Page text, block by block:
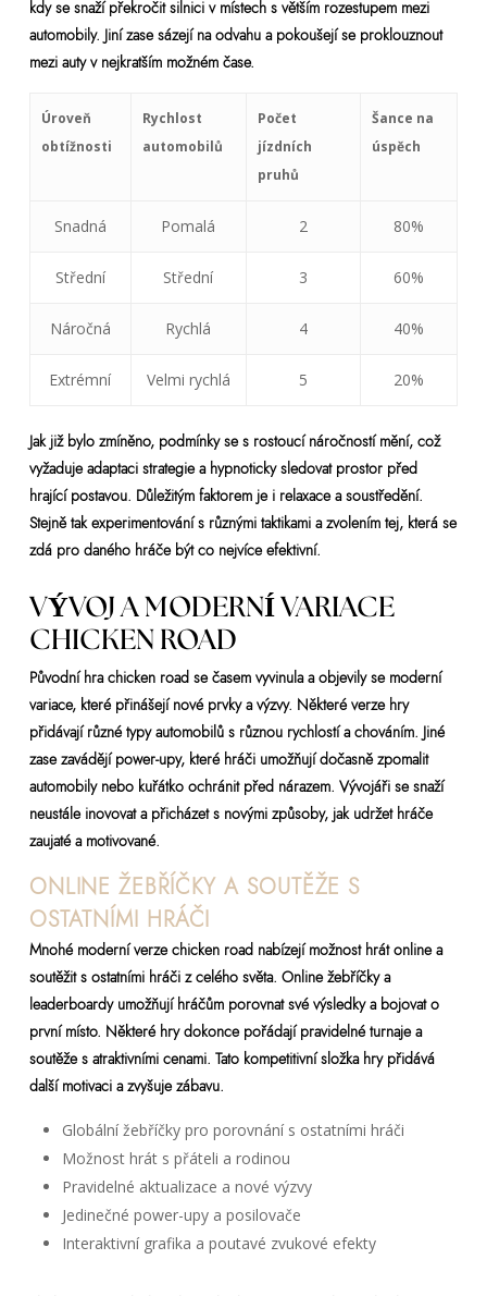
kdy se snaží překročit silnici v místech s větším rozestupem mezi
automobily. Jiní zase sázejí na odvahu a pokoušejí se proklouznout
mezi auty v nejkratším možném čase.
Úroveň
obtížnosti
Rychlost
automobilů
Počet
jízdních
pruhů
Šance na
úspěch
Snadná Pomalá 2 80%
Střední Střední 3 60%
Náročná Rychlá 4 40%
Extrémní Velmi rychlá 5 20%
Jak již bylo zmíněno, podmínky se s rostoucí náročností mění, což
vyžaduje adaptaci strategie a hypnoticky sledovat prostor před
hrající postavou. Důležitým faktorem je i relaxace a soustředění.
Stejně tak experimentování s různými taktikami a zvolením tej, která se
zdá pro daného hráče být co nejvíce efektivní.
VÝVOJ A MODERNÍ VARIACE
CHICKEN ROAD
Původní hra chicken road se časem vyvinula a objevily se moderní
variace, které přinášejí nové prvky a výzvy. Některé verze hry
přidávají různé typy automobilů s různou rychlostí a chováním. Jiné
zase zavádějí power-upy, které hráči umožňují dočasně zpomalit
automobily nebo kuřátko ochránit před nárazem. Vývojáři se snaží
neustále inovovat a přicházet s novými způsoby, jak udržet hráče
zaujaté a motivované.
ONLINE ŽEBŘÍČKY A SOUTĚŽE S
OSTATNÍMI HRÁČI
Mnohé moderní verze chicken road nabízejí možnost hrát online a
soutěžit s ostatními hráči z celého světa. Online žebříčky a
leaderboardy umožňují hráčům porovnat své výsledky a bojovat o
první místo. Některé hry dokonce pořádají pravidelné turnaje a
soutěže s atraktivními cenami. Tato kompetitivní složka hry přidává
další motivaci a zvyšuje zábavu.
Globální žebříčky pro porovnání s ostatními hráči
Možnost hrát s přáteli a rodinou
Pravidelné aktualizace a nové výzvy
Jedinečné power-upy a posilovače
Interaktivní grafika a poutavé zvukové efekty